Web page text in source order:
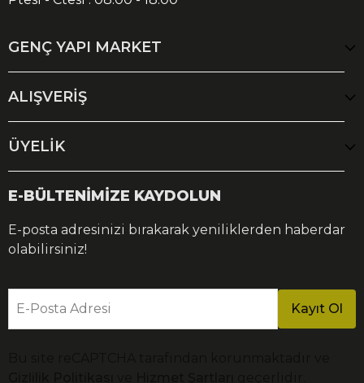
GENÇ YAPI MARKET
ALIŞVERİŞ
ÜYELİK
E-BÜLTENİMİZE KAYDOLUN
E-posta adresinizi bırakarak yeniliklerden haberdar
olabilirsiniz!
E-Posta Adresi Kayıt Ol